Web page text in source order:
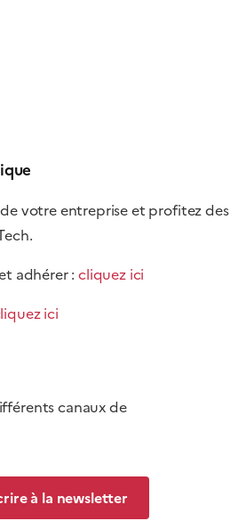
votre entreprise et profitez des
et adhérer :cliquez ici
ici
canaux de
à la newsletter